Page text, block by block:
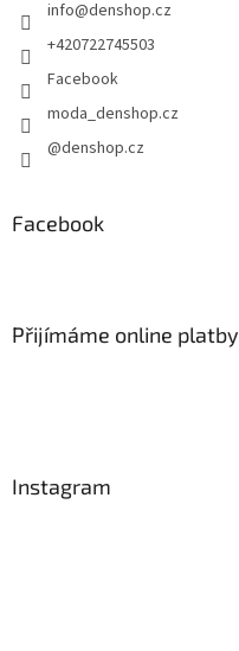
info@denshop.cz
+420722745503
Facebook
moda_denshop.cz
@denshop.cz
Facebook
Přijímáme online platby
Instagram